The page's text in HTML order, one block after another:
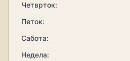
Четврток:
Петок:
Сабота:
Недела: